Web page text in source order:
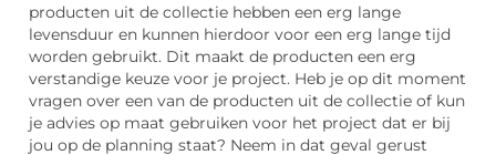
producten uit de collectie hebben een erg lange
levensduur en kunnen hierdoor voor een erg lange tijd
worden gebruikt. Dit maakt de producten een erg
verstandige keuze voor je project. Heb je op dit moment
vragen over een van de producten uit de collectie of kun
je advies op maat gebruiken voor het project dat er bij
jou op de planning staat? Neem in dat geval gerust